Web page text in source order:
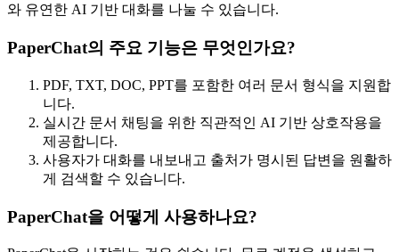
와 유연한 AI 기반 대화를 나눌 수 있습니다.
PaperChat의 주요 기능은 무엇인가요?
PDF, TXT, DOC, PPT를 포함한 여러 문서 형식을 지원합
니다.
실시간 문서 채팅을 위한 직관적인 AI 기반 상호작용을
제공합니다.
사용자가 대화를 내보내고 출처가 명시된 답변을 원활하
게 검색할 수 있습니다.
PaperChat을 어떻게 사용하나요?